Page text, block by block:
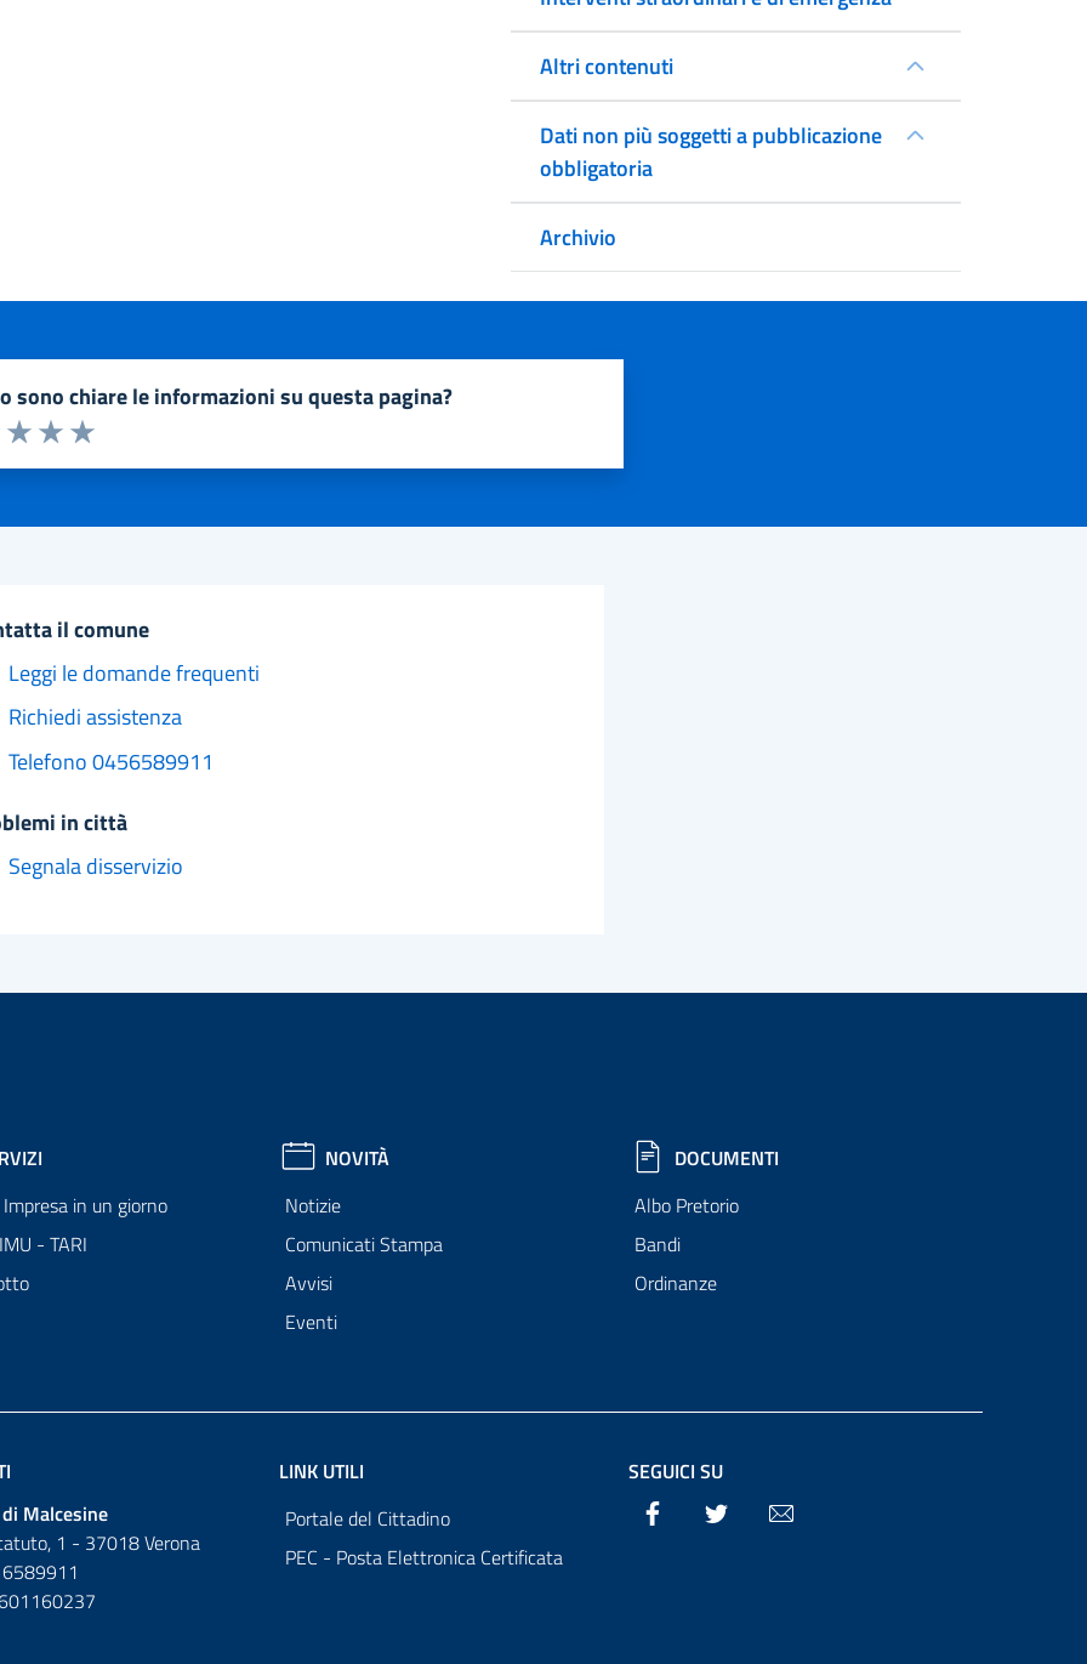
Altri contenuti
Dati non più soggetti a pubblicazione
obbligatoria
Archivio
sono chiare le informazioni su questa pagina?
1 a 5 stelle la pagina
Valuta 5 stelle su 5
Valuta 4 stelle su 5
Valuta 3 stelle su 5
2 stelle su 5
stelle su 5
il comune
Leggi le domande frequenti
Richiedi assistenza
Telefono 0456589911
in città
Segnala disservizio
in un giorno
- TARI
NOVITÀ
Notizie
Comunicati Stampa
Avvisi
Eventi
DOCUMENTI
Albo Pretorio
Bandi
Ordinanze
Malcesine
1 - 37018 Verona
LINK UTILI
Portale del Cittadino
PEC - Posta Elettronica Certificata
SEGUICI SU
Facebook Twitter